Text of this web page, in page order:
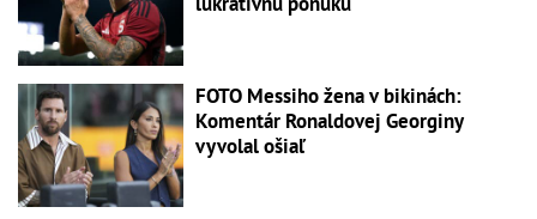
FOTO Messiho žena v bikinách:
Komentár Ronaldovej Georginy
vyvolal ošiaľ